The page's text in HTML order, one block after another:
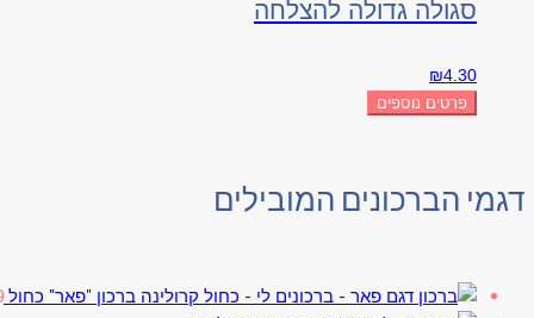
סגולה גדולה להצלחה
₪4.30
פרטים נוספים
דגמי הברכונים המובילים
ברכון "פאר" כחול